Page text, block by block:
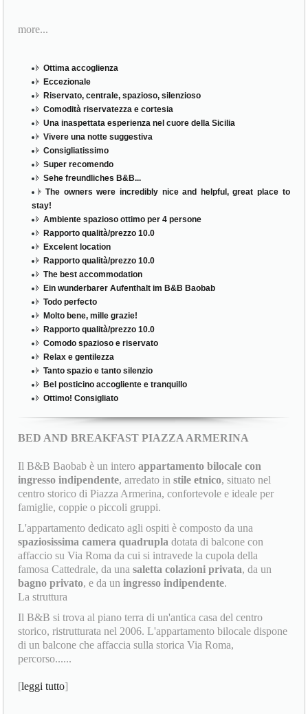
more...
Ottima accoglienza
Eccezionale
Riservato, centrale, spazioso, silenzioso
Comodità riservatezza e cortesia
Una inaspettata esperienza nel cuore della Sicilia
Vivere una notte suggestiva
Consigliatissimo
Super recomendo
Sehe freundliches B&B...
The owners were incredibly nice and helpful, great place to
stay!
Ambiente spazioso ottimo per 4 persone
Rapporto qualità/prezzo 10.0
Excelent location
Rapporto qualità/prezzo 10.0
The best accommodation
Ein wunderbarer Aufenthalt im B&B Baobab
Todo perfecto
Molto bene, mille grazie!
Rapporto qualità/prezzo 10.0
Comodo spazioso e riservato
Relax e gentilezza
Tanto spazio e tanto silenzio
Bel posticino accogliente e tranquillo
Ottimo! Consigliato
BED AND BREAKFAST PIAZZA ARMERINA
Il B&B Baobab è un interoappartamento bilocale con
ingresso indipendente, arredato instile etnico, situato nel
centro storico di Piazza Armerina, confortevole e ideale per
famiglie, coppie o piccoli gruppi.
L'appartamento dedicato agli ospiti è composto da una
spaziosissima camera quadrupla dotata di balcone con
affaccio su Via Roma da cui si intravede la cupola della
famosa Cattedrale, da unasaletta colazioni privata, da un
bagno privato, e da uningresso indipendente.
La struttura
Il B&B si trova al piano terra di un'antica casa del centro
storico, ristrutturata nel 2006. L'appartamento bilocale dispone
di un balcone che affaccia sulla storica Via Roma,
percorso......
[leggi tutto]